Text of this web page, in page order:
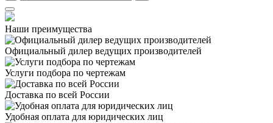
Наши преимущества
Официальный дилер ведущих производителей
Услуги подбора по чертежам
Доставка по всей России
Удобная оплата для юридических лиц